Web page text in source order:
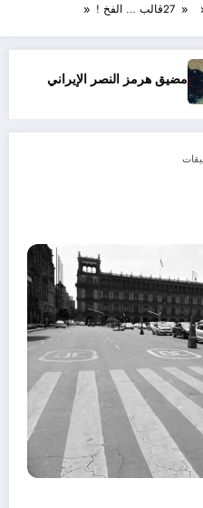
27قالب … الفخ !
الإيراني والي